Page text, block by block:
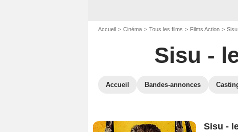
Accueil Cinéma Tous les films Films Action
Sisu -
Accueil Bandes-annonces
Sisu -